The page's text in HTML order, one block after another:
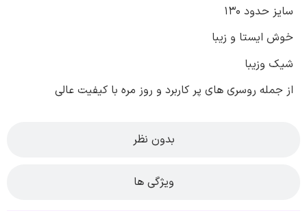
بدون نظر
ویژگی ها
سایز حدود 130
خوش ایستا و زیبا
شیک وزیبا
از جمله روسری های پر کاربرد و روز مره با کیفیت عالی